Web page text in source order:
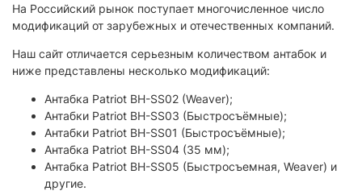
На Российский рынок поступает многочисленное число
модификаций от зарубежных и отечественных компаний.
Наш сайт отличается серьезным количеством антабок и
ниже представлены несколько модификаций:
Антабка Patriot BH-SS02 (Weaver);
Антабки Patriot BH-SS03 (Быстросъёмные);
Антабки Patriot BH-SS01 (Быстросъёмные);
Антабка Patriot BH-SS04 (35 мм);
Антабка Patriot BH-SS05 (Быстросъемная, Weaver) и
другие.